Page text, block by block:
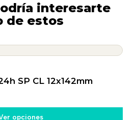
interesarte
de estos
SP CL 12x142mm
opciones